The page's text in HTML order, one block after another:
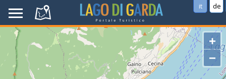
it de
+
−